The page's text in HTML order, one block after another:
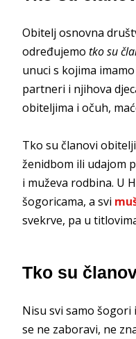
Obitelj osnovna
određujemo tko su
unuci s kojima
partneri i njihova
obiteljima i očuh,
Tko su članovi
ženidbom ili udajom
i muževa rodbina. U
šogoricama, a svi
svekrve, pa u
Tko su
Nisu svi samo
se ne zaboravi, ne